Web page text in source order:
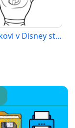
Úžasňákovi v Disney stylu